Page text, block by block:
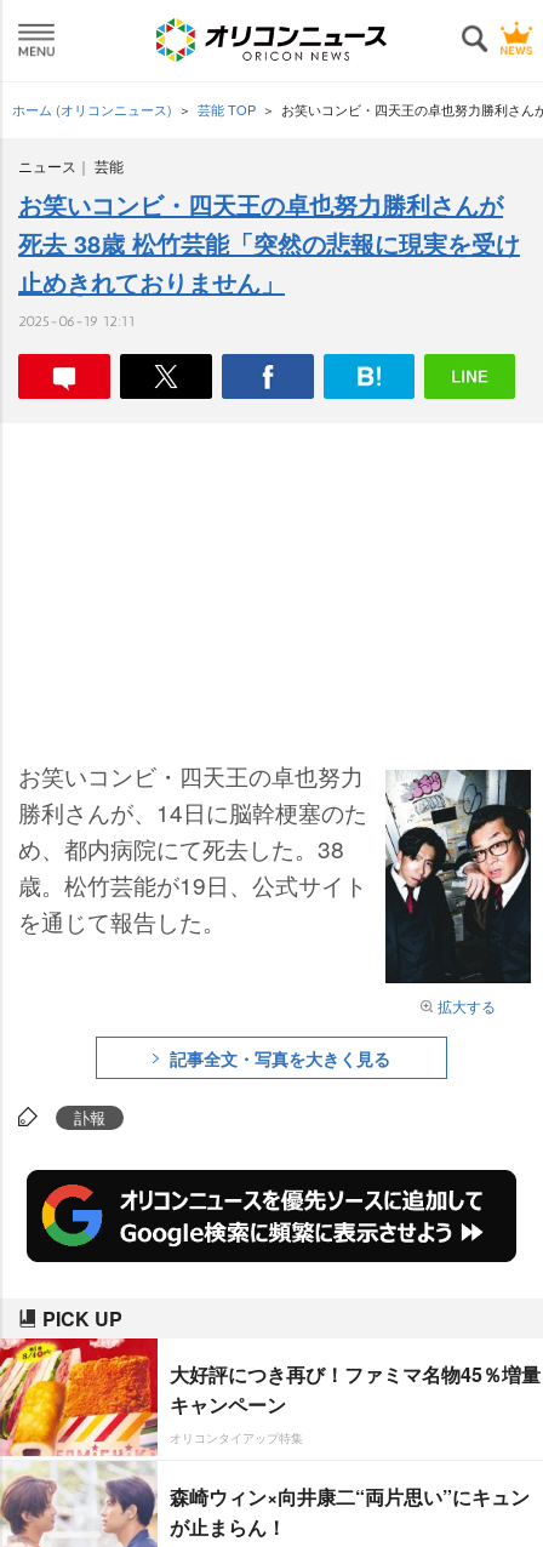
ホーム (オリコンニュース) 芸能 TOP お笑いコンビ・四天王の卓也努力勝利さ
ニュース 芸能
お笑いコンビ・四天王の卓也努力勝利さんが
死去 38歳 松竹芸能「突然の悲報に現実を受け
止めきれておりません」
2025-06-19 12:11
拡大する
お笑いコンビ・四天王の卓也努力
勝利さんが、14日に脳幹梗塞のた
め、都内病院にて死去した。38
歳。松竹芸能が19日、公式サイト
を通じて報告した。
記事全文・写真を大きく見る
訃報
PICK UP
大好評につき再び！ファミマ名物45％増量
キャンペーン
オリコンタイアップ特集
森崎ウィン×向井康二“両片思い”にキュン
が止まらん！